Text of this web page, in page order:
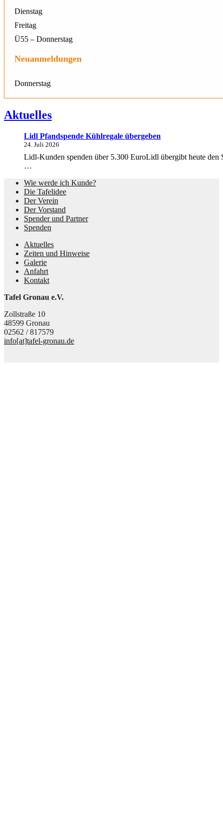
Dienstag
Freitag
Ü55 – Donnerstag
Neuanmeldungen
Donnerstag
Aktuelles
Lidl Pfandspende Kühlregale übergeben
24. Juli 2026
Lidl-Kunden spenden über 5.300 EuroLidl übergibt heute
…
Wie werde ich Kunde?
Die Tafelidee
Der Verein
Der Vorstand
Spender und Partner
Spenden
Aktuelles
Zeiten und Hinweise
Galerie
Anfahrt
Kontakt
Tafel Gronau e.V.
Zollstraße 10
48599 Gronau
02562 / 817579
info[at]tafel-gronau.de